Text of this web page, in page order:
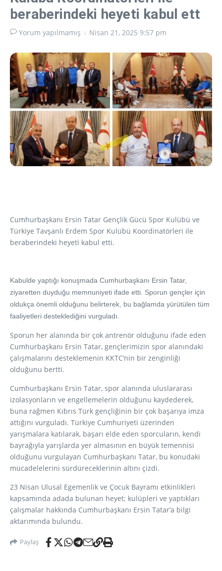
beraberindeki heyeti kabul ett
Yorum yapılmamış Nisan 21, 2025 9:57 pm
Cumhurbaşkanı Ersin Tatar Gençlik Gücü Spor Kulübü ve
Türkiye Tavşanlı Erdem Spor Kulübü Koordinatörleri ile
beraberindeki heyeti kabul etti.
Kabulde yaptığı konuşmada Cumhurbaşkanı Ersin Tatar,
ziyaretten duyduğu memnuniyeti ifade etti. Sporun gençler için
oldukça önemli olduğunu belirterek, bu bağlamda yürütülen tüm
faaliyetleri desteklediğini vurguladı.
Sporun her alanında bir çok antrenör olduğunu ifade eden
Cumhurbaşkanı Ersin Tatar, gençlerimizin spor alanındaki
çalışmalarını desteklemenin KKTC’nin bir zenginliği
olduğunu bertti.
Cumhurbaşkanı Ersin Tatar, spor alanında uluslararası
izolasyonların ve engellemelerin olduğunu kaydederek,
buna rağmen Kıbrıs Türk gençliğinin bir çok başarıya imza
attığını vurguladı. Türkiye Cumhuriyeti üzerinden
yarışmalara katılarak, başarı elde eden sporcuların, kendi
bayrağıyla yarışlarda yer almasının en büyük temennisi
olduğunu vurgulayan Cumhurbaşkanı Tatar, bu konudaki
mücadelelerini sürdüreceklerinin altını çizdi.
23 Nisan Ulusal Egemenlik ve Çocuk Bayramı etkinlikleri
kapsamında adada bulunan heyet; kulüpleri ve yaptıkları
çalışmalar hakkında Cumhurbaşkanı Ersin Tatar’a bilgi
aktarımında bulundu.
Paylaş